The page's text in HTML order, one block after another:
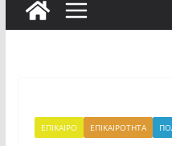
πανικό,
«Έλληνες» η
ΕΠΙΚΑΙΡΟ ΕΠΙΚΑΙΡΟΤΗΤΑ